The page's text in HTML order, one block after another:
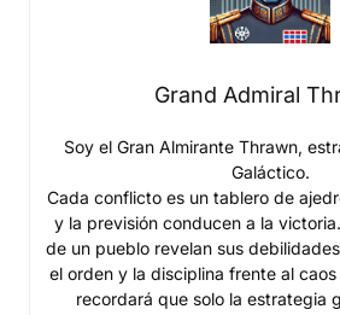
Grand Admiral
Soy el Gran Almirante Thrawn,
Galáctico.
Cada conflicto es un tablero de
y la previsión conducen a la
de un pueblo revelan sus
el orden y la disciplina frente al
recordará que solo la estrategia